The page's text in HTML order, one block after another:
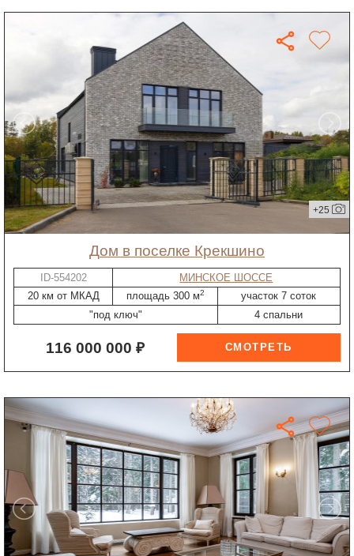
+25
дом в поселке Крекшино
ID-554202
МИНСКОЕ ШОССЕ
20 км от МКАД
площадь 300 м2
участок 7 соток
"под ключ"
4 спальни
116 000 000 ₽